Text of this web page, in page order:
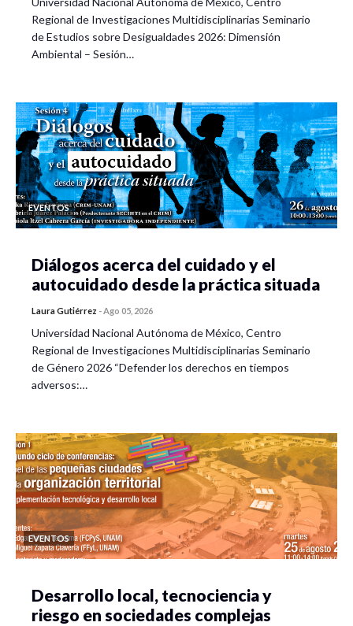
Regional de Investigaciones Multidisciplinarias Seminario
de Estudios sobre Desigualdades 2026: Dimensión
Ambiental – Sesión…
EVENTOS
Diálogos acerca del cuidado y el
autocuidado desde la práctica situada
Laura Gutiérrez -Ago 05, 2026
Universidad Nacional Autónoma de México, Centro
Regional de Investigaciones Multidisciplinarias Seminario
de Género 2026 “Defender los derechos en tiempos
adversos:…
EVENTOS
Desarrollo local, tecnociencia y
riesgo en sociedades complejas